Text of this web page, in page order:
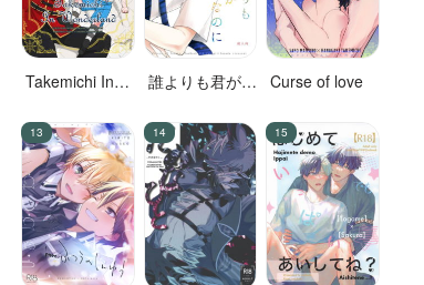
Takemichi In
誰よりも君が好
Curse of love